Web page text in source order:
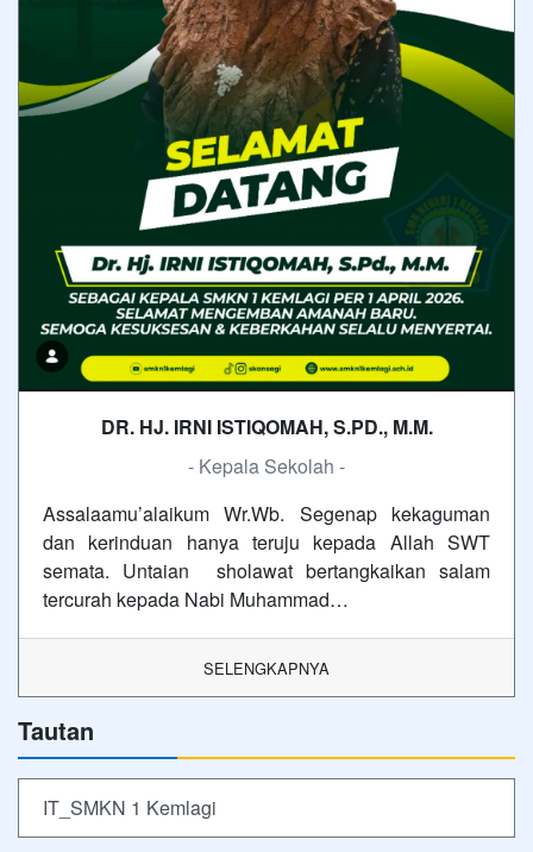
DR. HJ. IRNI ISTIQOMAH, S.PD., M.M.
- Kepala Sekolah -
Assalaamu’alaikum Wr.Wb. Segenap kekaguman
dan kerinduan hanya teruju kepada Allah SWT
semata. Untaian sholawat bertangkaikan salam
tercurah kepada Nabi Muhammad…
SELENGKAPNYA
Tautan
IT_SMKN 1 Kemlagi